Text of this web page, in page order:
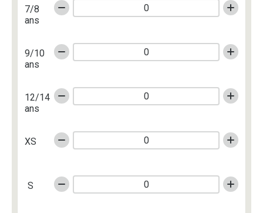
7/8
ans
9/10
ans
12/14
ans
XS
S